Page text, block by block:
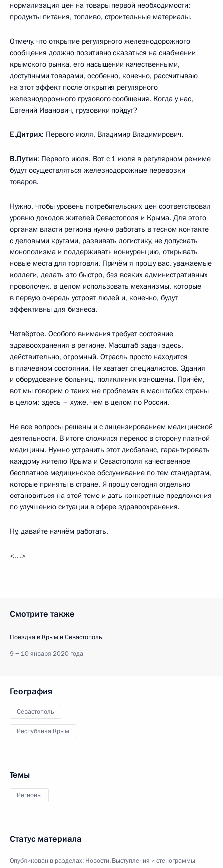
нормализация цен на товары первой необходимости:
продукты питания, топливо, строительные материалы.
Отмечу, что открытие регулярного железнодорожного
сообщения должно позитивно сказаться на снабжении
крымского рынка, его насыщении качественными,
доступными товарами, особенно, конечно, рассчитываю
на этот эффект после открытия регулярного
железнодорожного грузового сообщения. Когда у нас,
Евгений Иванович, грузовики пойдут?
Е.Дитрих: Первого июля, Владимир Владимирович.
В.Путин: Первого июля. Вот с 1 июля в регулярном режиме
будут осуществляться железнодорожные перевозки
товаров.
Нужно, чтобы уровень потребительских цен соответствовал
уровню доходов жителей Севастополя и Крыма. Для этого
органам власти региона нужно работать в тесном контакте
с деловыми кругами, развивать логистику, не допускать
монополизма и поддерживать конкуренцию, открывать
новые места для торговли. Причём я прошу вас, уважаемые
коллеги, делать это быстро, без всяких административных
проволочек, в целом использовать механизмы, которые
в первую очередь устроят людей и, конечно, будут
эффективны для бизнеса.
Четвёртое. Особого внимания требует состояние
здравоохранения в регионе. Масштаб задач здесь,
действительно, огромный. Отрасль просто находится
в плачевном состоянии. Не хватает специалистов. Здания
и оборудование больниц, поликлиник изношены. Причём,
вот мы говорим о таких же проблемах в масштабах страны
в целом; здесь – хуже, чем в целом по России.
Не все вопросы решены и с лицензированием медицинской
деятельности. В итоге сложился перекос в сторону платной
медицины. Нужно устранить этот дисбаланс, гарантировать
каждому жителю Крыма и Севастополя качественное
бесплатное медицинское обслуживание по тем стандартам,
которые приняты в стране. Я прошу сегодня отдельно
остановиться на этой теме и дать конкретные предложения
по улучшению ситуации в сфере здравоохранения.
Ну, давайте начнём работать.
<…>
Смотрите также
Поездка в Крым и Севастополь
9 − 10 января 2020 года
География
Севастополь
Республика Крым
Темы
Регионы
Статус материала
Опубликован в разделах: Новости, Выступления и стенограммы